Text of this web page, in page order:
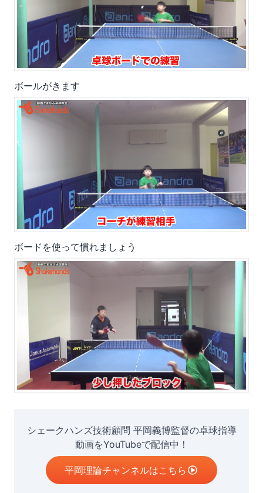
ボールがきます
ボードを使って慣れましょう
シェークハンズ技術顧問 平岡義博監督の卓球指導
動画をYouTubeで配信中！
平岡理論チャンネルはこちら